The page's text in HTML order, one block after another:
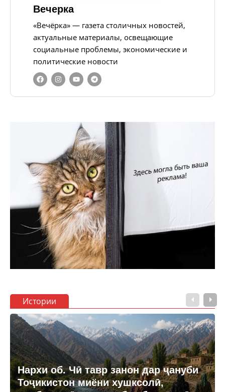
Вечерка
«Вечёрка» — газета столичных новостей,
актуальные материалы, освещающие
социальные проблемы, экономические и
политические новости
Истории
Нархи об. Чӣ тавр занон дар ҷануби
Тоҷикистон миёни хушксолӣ,